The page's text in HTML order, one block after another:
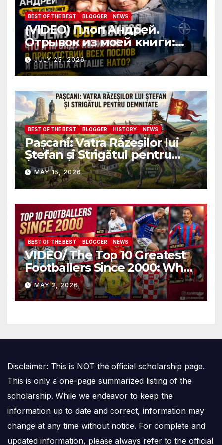
BEST OF THE BEST BLOGGER NEWS
(VIDEO) Плоп Андрей.
Отрывок из моей книги:
Почему ФБР боится, что я
пройду полиграф в
присутствии всех послов и
военных атташе НАТО?
JULY 25, 2026
BEST OF THE BEST BLOGGER HISTORY NEWS
Pașcani: Vatra Răzeșilor lui
Ștefan și Strigătul pentru
Demnitate în Fața
Amalgamării
MAY 15, 2026
BEST OF THE BEST BLOGGER NEWS
VIDEO/ The Top 10 Greatest
Footballers Since 2000: Who
Is Number One
MAY 2, 2026
Disclaimer: This is NOT the official scholarship page.
This is only a one-page summarized listing of the
scholarship. While we endeavor to keep the
information up to date and correct, information may
change at any time without notice. For complete and
updated information, please always refer to the official